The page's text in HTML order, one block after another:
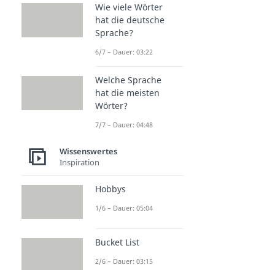
Wie viele Wörter
hat die deutsche
Sprache?
6/7 – Dauer: 03:22
Welche Sprache
hat die meisten
Wörter?
7/7 – Dauer: 04:48
Wissenswertes
Inspiration
Hobbys
1/6 – Dauer: 05:04
Bucket List
2/6 – Dauer: 03:15